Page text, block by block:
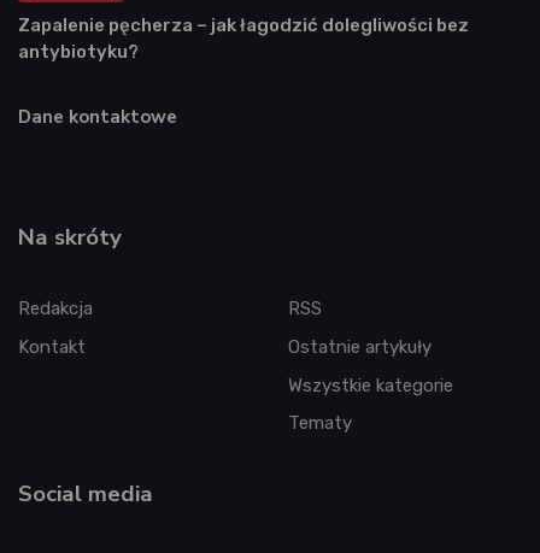
Zapalenie pęcherza – jak łagodzić dolegliwości bez
antybiotyku?
Dane kontaktowe
Na skróty
Redakcja
Kontakt
RSS
Ostatnie artykuły
Wszystkie kategorie
Tematy
Social media